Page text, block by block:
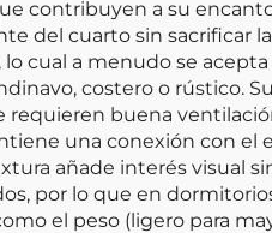
contribuyen a su
del cuarto sin sacrificar
cual a menudo se
costero o rústico.
buena
una conexión con
añade interés visual
por lo que en
el peso (ligero para